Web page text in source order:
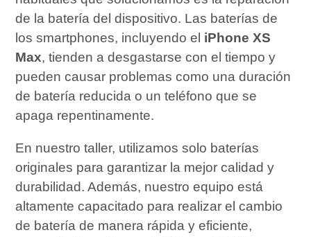
de la batería del dispositivo. Las baterías de
los smartphones, incluyendo el iPhone XS
Max, tienden a desgastarse con el tiempo y
pueden causar problemas como una duración
de batería reducida o un teléfono que se
apaga repentinamente.
En nuestro taller, utilizamos solo baterías
originales para garantizar la mejor calidad y
durabilidad. Además, nuestro equipo está
altamente capacitado para realizar el cambio
de batería de manera rápida y eficiente,